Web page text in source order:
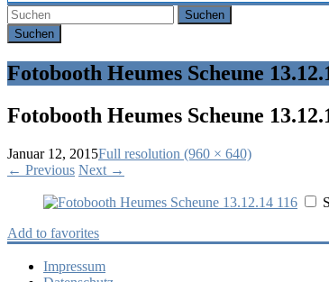
Suchen
Fotobooth Heumes Scheune
Fotobooth Heumes Scheune
Januar 12, 2015Full resolution (960 × 640)
← Previous Next →
Add to favorites
Impressum